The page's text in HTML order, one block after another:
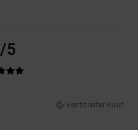
/5
Verifizierter Kauf